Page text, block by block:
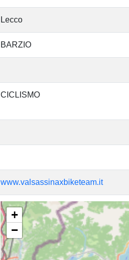
Lecco
BARZIO
CICLISMO
www.valsassinaxbiketeam.it
+
−